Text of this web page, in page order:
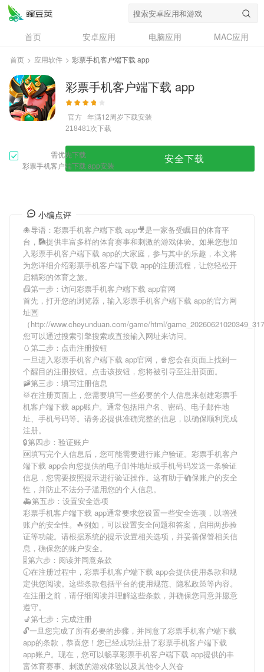
首页 安卓应用 电脑应用
MAC应用
资讯
专题
问答
首页 > 应用软件 > 彩票手机客户端下载 app
彩票手机客户端下载 app
官方 年满12周岁下载安装
218481次下载
需优先下载
彩票手机客户端下载 app安装
安全下载
小编点评
🐙导语： 彩票手机客户端下载 app🎥是一家备受瞩目的体育平
台，🎑提供丰富多样的体育赛事和刺激的游戏体验。如果您想加
入彩票手机客户端下载 app的大家庭，参与其中的乐趣，本文将
为您详细介绍彩票手机客户端下载 app的注册流程，让您轻松开
启精彩的体育之旅。
📠第一步：访问彩票手机客户端下载 app官网
首先，打开您的浏览器，输入彩票手机客户端下载 app的官方网
址🈺
（http://www.cheyunduan.com/game/html/
您可以通过搜索引擎搜索或直接输入网址来访问。
🥚第二步：点击注册按钮
一旦进入彩票手机客户端下载 app官网，🍿您会在页面上找到一
个醒目的注册按钮。点击该按钮，您将被引导至注册页面。
🚠第三步：填写注册信息
🥁在注册页面上，您需要填写一些必要的个人信息来创建彩票手
机客户端下载 app账户。通常包括用户名、密码、电子邮件地
址、手机号码等。请务必提供准确完整的信息，以确保顺利完成
注册。
🔒第四步：验证账户
🆗填写完个人信息后，您可能需要进行账户验证。 彩票手机客户
端下载 app会向您提供的电子邮件地址或手机号码发送一条验证
信息，您需要按照提示进行验证操作。这有助于确保账户的安全
性，并防止不法分子滥用您的个人信息。
🚑第五步：设置安全选项
彩票手机客户端下载 app通常要求您设置一些安全选项，以增强
账户的安全性。☘例如，可以设置安全问题和答案，启用两步验
证等功能。请根据系统的提示设置相关选项，并妥善保管相关信
息，确保您的账户安全。
🎚第六步：阅读并同意条款
🕤在注册过程中， 彩票手机客户端下载 app会提供使用条款和规
定供您阅读。这些条款包括平台的使用规范、隐私政策等内容。
在注册之前，请仔细阅读并理解这些条款，并确保您同意并愿意
遵守。
💺第七步：完成注册
🔓一旦您完成了所有必要的步骤，并同意了彩票手机客户端下载
app的条款，恭喜您！您已经成功注册了彩票手机客户端下载
app账户。现在，您可以畅享彩票手机客户端下载 app提供的丰
富体育赛事、刺激的游戏体验以及其他令人兴奋